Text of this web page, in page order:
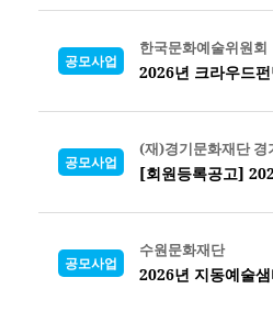
공모사업
한국문화예술위원회
2026년 크라우드
공모사업
(재)경기문화재단 경
[회원등록공고]
공모사업
수원문화재단
2026년 지동예술